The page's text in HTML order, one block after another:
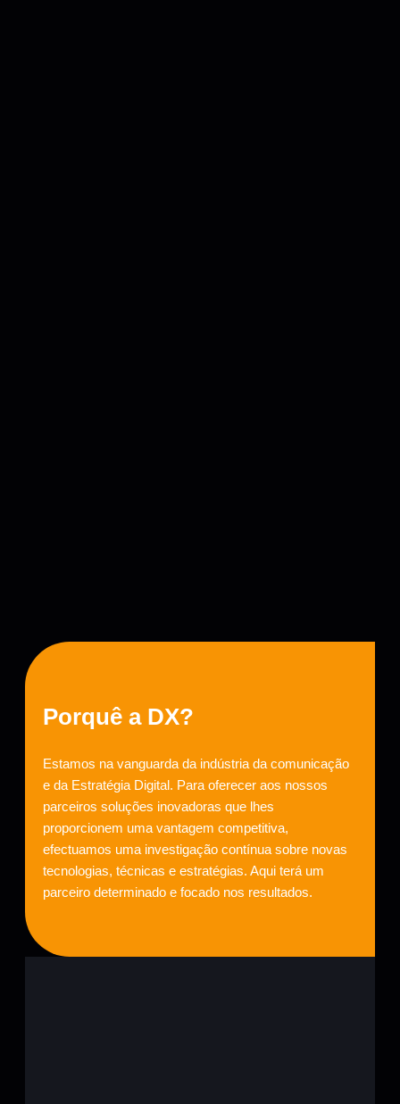
Porquê a DX?
Estamos na vanguarda da indústria da comunicação
e da Estratégia Digital. Para oferecer aos nossos
parceiros soluções inovadoras que lhes
proporcionem uma vantagem competitiva,
efectuamos uma investigação contínua sobre novas
tecnologias, técnicas e estratégias. Aqui terá um
parceiro determinado e focado nos resultados.